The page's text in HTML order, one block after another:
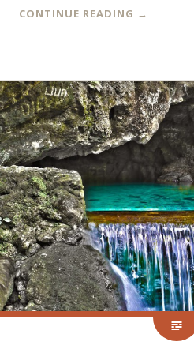
CONTINUE READING →